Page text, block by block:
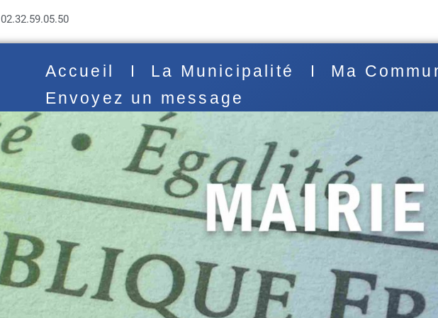
02.32.59.05.50
Accueil La Municipalité Ma
Envoyez un message